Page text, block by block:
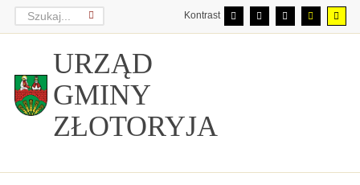
Kontrast
URZĄD
GMINY
ZŁOTORYJA